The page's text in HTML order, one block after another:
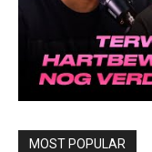
MOST POPULAR